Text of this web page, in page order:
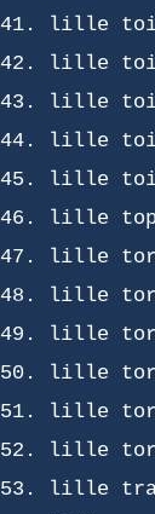
lille
lille
lille
lille
lille
lille
lille
lille
lille
lille
lille
lille
lille